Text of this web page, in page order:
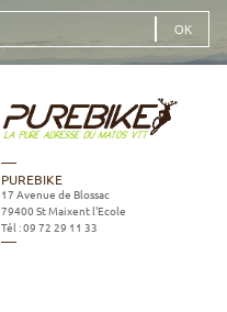
PUREBIKE
17 Avenue de Blossac
79400 St Maixent l'Ecole
Tél :09 72 29 11 33